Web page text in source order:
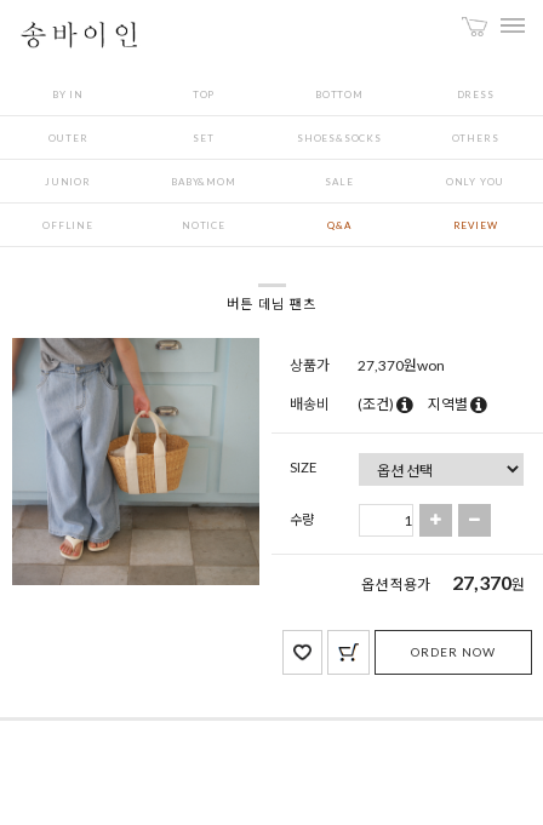
BY IN TOP BOTTOM DRESS
OUTER SET SHOES&SOCKS OTHERS
JUNIOR BABY&MOM SALE ONLY YOU
OFFLINE NOTICE Q&A REVIEW
버튼 데님 팬츠
상품가 27,370원won
배송비 (조건) 지역별
SIZE
수량
옵션 적용가 27,370원
ORDER NOW